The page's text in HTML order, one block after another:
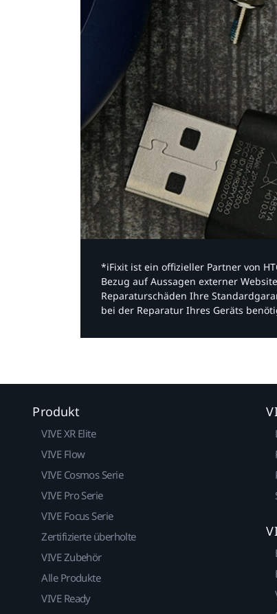
*iFixit ist ein offizieller Partner von
Bezug auf Aussagen externer
Reparaturschäden Ihre
bei der Reparatur Ihres Geräts
Produkt
VIVE XR Elite
VIVE Flow
VIVE Cosmos Serie
VIVE Pro Serie
VIVE Focus Serie
Zertifizierte überholte
VIVE Zubehör
Alle Produkte
VIVE Ready